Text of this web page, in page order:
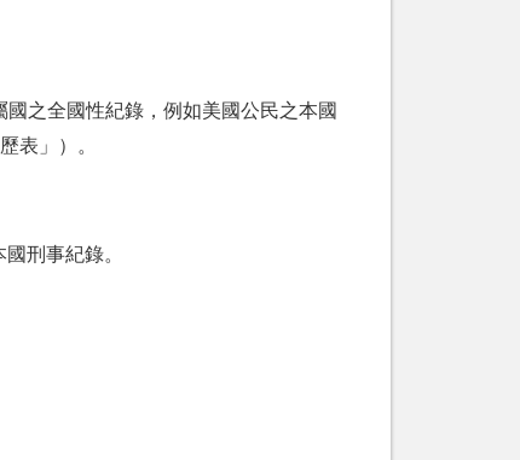
之全國性紀錄，例如美國公民之本國
表」）。
刑事紀錄。